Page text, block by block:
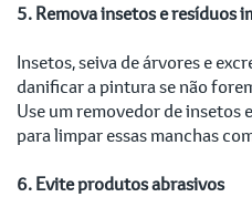
5. Remova insetos e resíduos
Insetos, seiva de árvores e
danificar a pintura se não
Use um removedor de insetos
para limpar essas manchas
6. Evite produtos abrasivos